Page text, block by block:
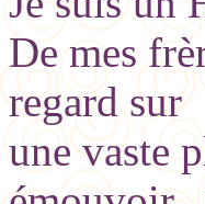
De mes
regard sur
une vaste